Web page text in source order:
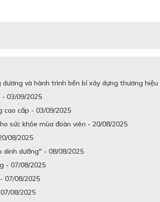
và hành trình bền bỉ xây dựng thương
03/09/2025
cao cấp - 03/09/2025
sức khỏe mùa đoàn viên - 20/08/2025
08/2025
dinh dưỡng" - 08/08/2025
- 07/08/2025
07/08/2025
08/2025